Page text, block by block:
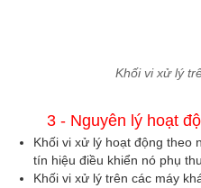
Khối vi xử lý
3 - Nguyên lý hoạt
Khối vi xử lý hoạt động theo
tín hiệu điều khiển nó phụ
Khối vi xử lý trên các máy